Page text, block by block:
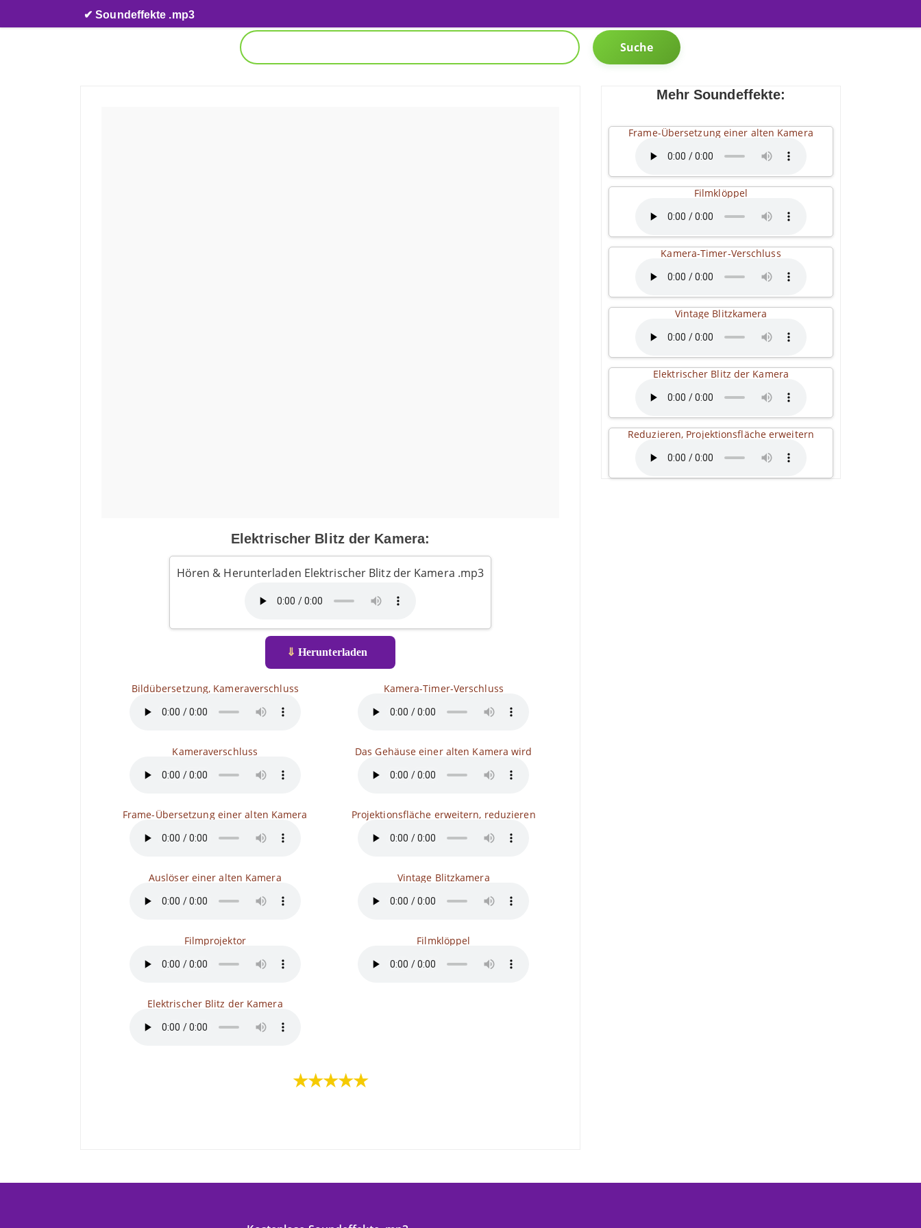
✔ Soundeffekte .mp3
Suche
Elektrischer Blitz der Kamera:
Hören & Herunterladen Elektrischer Blitz der Kamera .mp3
⇓ Herunterladen
Bildübersetzung, Kameraverschluss
Kameraverschluss
Frame-Übersetzung einer alten Kamera
Auslöser einer alten Kamera
Filmprojektor
Elektrischer Blitz der Kamera
Kamera-Timer-Verschluss
Das Gehäuse einer alten Kamera wird
Projektionsfläche erweitern, reduzieren
Vintage Blitzkamera
Filmklöppel
★★★★★
Mehr Soundeffekte:
Frame-Übersetzung einer alten Kamera
Filmklöppel
Kamera-Timer-Verschluss
Vintage Blitzkamera
Elektrischer Blitz der Kamera
Reduzieren, Projektionsfläche erweitern